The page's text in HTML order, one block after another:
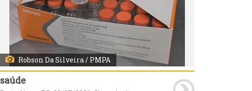
Robson Da Silveira / PMPA
saúde